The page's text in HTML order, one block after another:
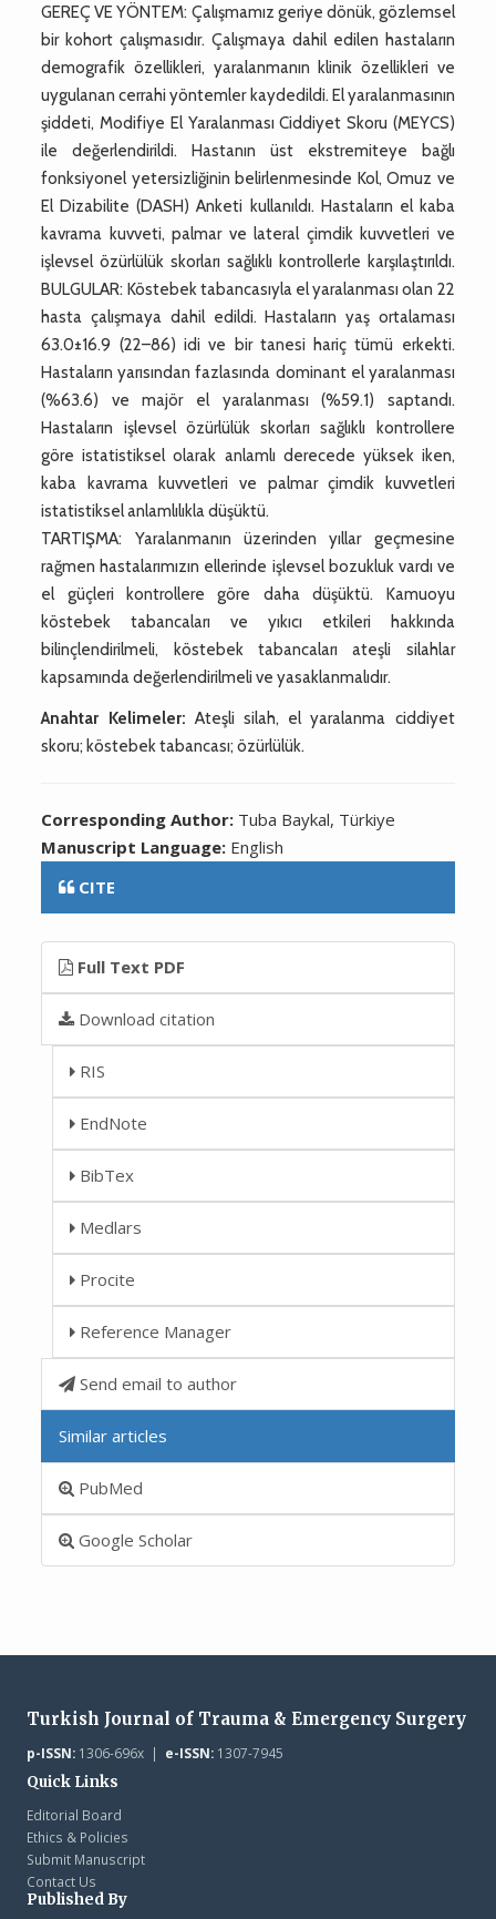
GEREÇ VE YÖNTEM: Çalışmamız geriye dönük, gözlemsel
bir kohort çalışmasıdır. Çalışmaya dahil edilen hastaların
demografik özellikleri, yaralanmanın klinik özellikleri ve
uygulanan cerrahi yöntemler kaydedildi. El yaralanmasının
şiddeti, Modifiye El Yaralanması Ciddiyet Skoru (MEYCS)
ile değerlendirildi. Hastanın üst ekstremiteye bağlı
fonksiyonel yetersizliğinin belirlenmesinde Kol, Omuz ve
El Dizabilite (DASH) Anketi kullanıldı. Hastaların el kaba
kavrama kuvveti, palmar ve lateral çimdik kuvvetleri ve
işlevsel özürlülük skorları sağlıklı kontrollerle karşılaştırıldı.
BULGULAR: Köstebek tabancasıyla el yaralanması olan 22
hasta çalışmaya dahil edildi. Hastaların yaş ortalaması
63.0±16.9 (22–86) idi ve bir tanesi hariç tümü erkekti.
Hastaların yarısından fazlasında dominant el yaralanması
(%63.6) ve majör el yaralanması (%59.1) saptandı.
Hastaların işlevsel özürlülük skorları sağlıklı kontrollere
göre istatistiksel olarak anlamlı derecede yüksek iken,
kaba kavrama kuvvetleri ve palmar çimdik kuvvetleri
istatistiksel anlamlılıkla düşüktü.
TARTIŞMA: Yaralanmanın üzerinden yıllar geçmesine
rağmen hastalarımızın ellerinde işlevsel bozukluk vardı ve
el güçleri kontrollere göre daha düşüktü. Kamuoyu
köstebek tabancaları ve yıkıcı etkileri hakkında
bilinçlendirilmeli, köstebek tabancaları ateşli silahlar
kapsamında değerlendirilmeli ve yasaklanmalıdır.
Anahtar Kelimeler: Ateşli silah, el yaralanma ciddiyet
skoru; köstebek tabancası; özürlülük.
Corresponding Author: Tuba Baykal, Türkiye
Manuscript Language: English
CITE
Full Text PDF
Download citation
RIS
EndNote
BibTex
Medlars
Procite
Reference Manager
Send email to author
Similar articles
PubMed
Google Scholar
Turkish Journal of Trauma & Emergency Surgery
p-ISSN:1306-696x | e-ISSN:1307-7945
Quick Links
Editorial Board
Ethics & Policies
Submit Manuscript
Contact Us
Published By